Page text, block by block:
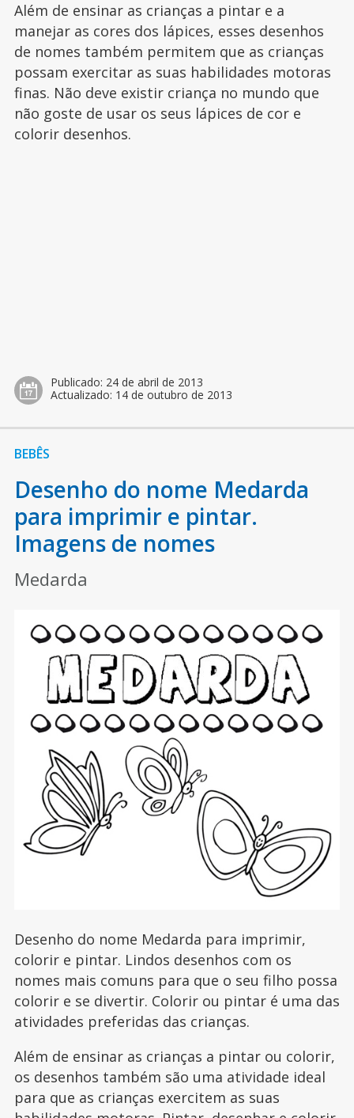
Além de ensinar as crianças a pintar e a
manejar as cores dos lápices, esses desenhos
de nomes também permitem que as crianças
possam exercitar as suas habilidades motoras
finas. Não deve existir criança no mundo que
não goste de usar os seus lápices de cor e
colorir desenhos.
Publicado: 24 de abril de 2013
Actualizado: 14 de outubro de 2013
BEBÊS
Desenho do nome Medarda
para imprimir e pintar.
Imagens de nomes
Medarda
Desenho do nome Medarda para imprimir,
colorir e pintar. Lindos desenhos com os
nomes mais comuns para que o seu filho possa
colorir e se divertir. Colorir ou pintar é uma das
atividades preferidas das crianças.
Além de ensinar as crianças a pintar ou colorir,
os desenhos também são uma atividade ideal
para que as crianças exercitem as suas